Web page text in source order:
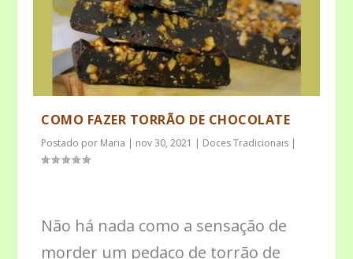
COMO FAZER TORRÃO DE CHOCOLATE
Postado por Maria | nov 30, 2021 | Doces Tradicionais |
Não há nada como a sensação de
morder um pedaço de torrão de